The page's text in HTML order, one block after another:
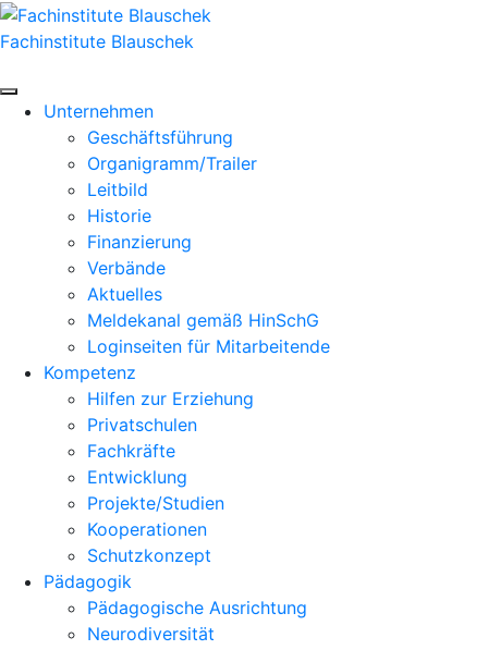
Zum
Inhalt
Fachinstitute Blauschek
Unternehmen
Geschäftsführung
Organigramm/Trailer
Leitbild
Historie
Finanzierung
Verbände
Aktuelles
Meldekanal gemäß HinSchG
Loginseiten für Mitarbeitende
Kompetenz
Hilfen zur Erziehung
Privatschulen
Fachkräfte
Entwicklung
Projekte/Studien
Kooperationen
Schutzkonzept
Pädagogik
Pädagogische Ausrichtung
Neurodiversität